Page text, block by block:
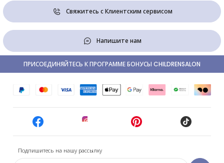
Свяжитесь с Клиентским сервисом
Напишите нам
Подпишитесь на нашу рассылку
ПРИСОЕДИНЯЙТЕСЬ К ПРОГРАММЕ БОНУСЫ CHILDRENSALON